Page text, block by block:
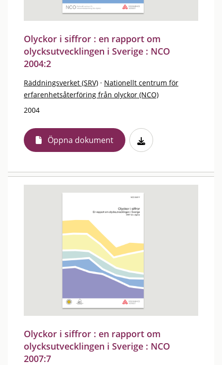
Olyckor i siffror : en rapport om
olycksutvecklingen i Sverige : NCO
2004:2
Räddningsverket (SRV) · Nationellt centrum för
erfarenhetsåterföring från olyckor (NCO)
2004
Öppna dokument
Olyckor i siffror : en rapport om
olycksutvecklingen i Sverige : NCO
2007:7